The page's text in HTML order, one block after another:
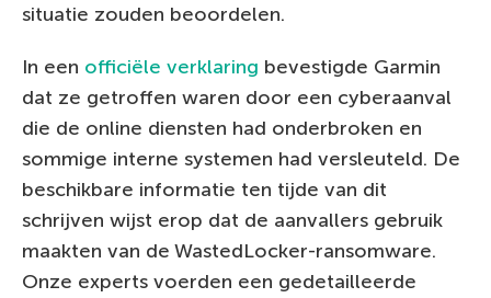
situatie zouden beoordelen.
In een officiële verklaring bevestigde Garmin
dat ze getroffen waren door een cyberaanval
die de online diensten had onderbroken en
sommige interne systemen had versleuteld. De
beschikbare informatie ten tijde van dit
schrijven wijst erop dat de aanvallers gebruik
maakten van de WastedLocker-ransomware.
Onze experts voerden een gedetailleerde